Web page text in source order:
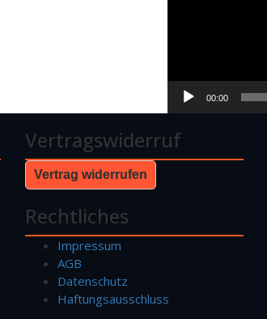
00:00
Vertragswiderruf
Vertrag widerrufen
Rechtliches
Impressum
AGB
Datenschutz
Haftungsausschluss